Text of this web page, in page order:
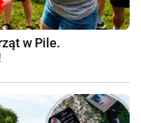
w Pile.